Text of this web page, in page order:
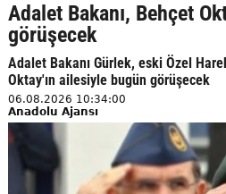
Adalet Bakanı, Behçet
görüşecek
Adalet Bakanı Gürlek, eski Özel
Oktay'ın ailesiyle bugün görüşecek
06.08.2026 10:34:00
Anadolu Ajansı